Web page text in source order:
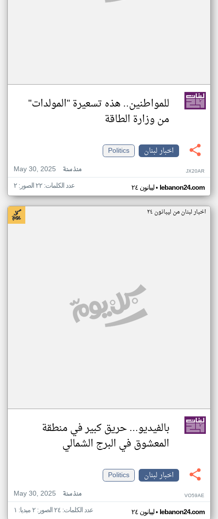
للمواطنين.. هذه تسعيرة "المولدات"
من وزارة الطاقة
اخبار لبنان
Politics
May 30, 2025
منذ سنة JX20AR
ليبانون ٢٤• lebanon24.com عدد الكلمات: ٢٢ الصور: ٢
اخبار لبنان من ليبانون ٢٤
بالفيديو... حريق كبير في منطقة
المعشوق في البرج الشمالي
اخبار لبنان
Politics
May 30, 2025
منذ سنة VO59AE
ليبانون ٢٤• lebanon24.com عدد الكلمات: ٢٤ الصور: ٢ ميديا: ١